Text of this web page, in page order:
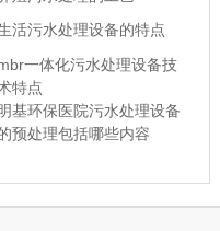
活污水处理设备的特点
一体化污水处理设备技
特点
基环保医院污水处理设备
预处理包括哪些内容